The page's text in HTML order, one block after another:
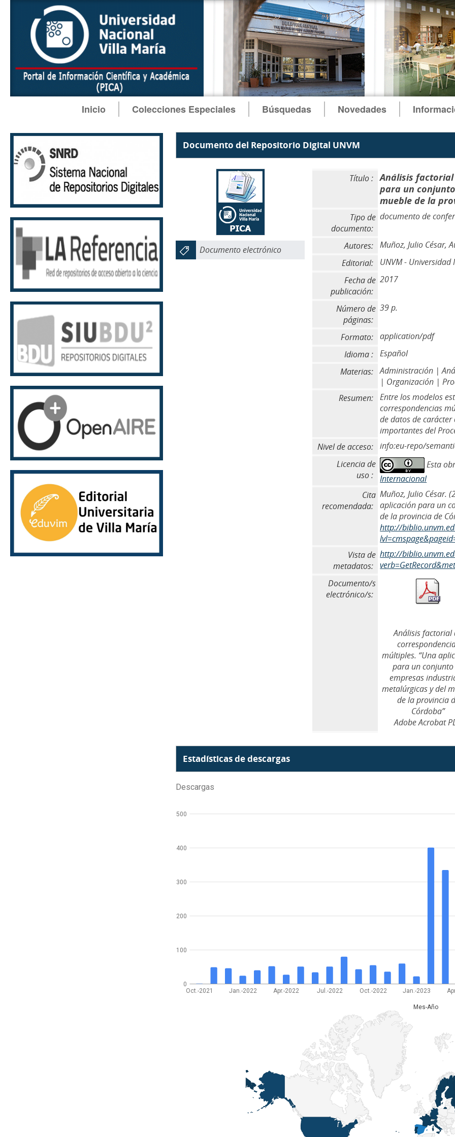
Inicio Colecciones Especiales Búsquedas Novedades
Documento del Repositorio Digital UNVM
Documento electrónico
Título :
Análisis
para un
mueble de la
Tipo de
documento:
documento de
Autores:
Muñoz, Julio César,
Editorial:
UNVM -
Fecha de
publicación:
2017
Número de
páginas:
39 p.
Formato:
application/pdf
Idioma :
Español
Materias:
Administración |
| Organización |
Resumen:
Entre los modelos
correspondencias
de datos de
importantes del
Nivel de acceso:
info:eu-repo/
Licencia de
uso :
Esta
Internacional
Cita
recomendada:
Muñoz, Julio César.
aplicación para un
de la provincia de
http://
Vista de
metadatos:
http://
Documento/s
electrónico/s:
Análisis factorial
múltiples. “Una
para un conjunto
empresas
metalúrgicas y del
de la provincia
Córdoba”
Adobe Acrobat
Estadísticas de descargas
Descargas
Oct.-2021 Jan.-2022 Apr.-2022 Jul.-2022 Oct.-2022 Jan.-2023
Mes-Año
0
100
200
300
400
500